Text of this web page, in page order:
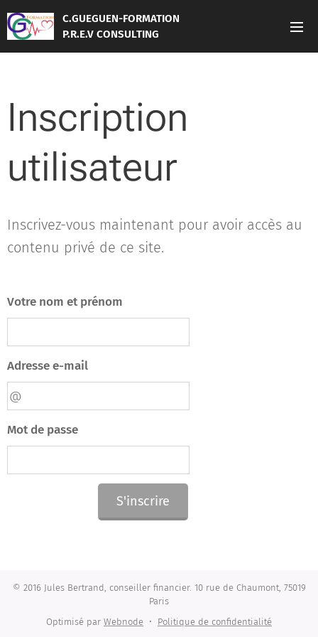
C.GUEGUEN-FORMATION
P.R.E.V CONSULTING
Inscription
utilisateur
Inscrivez-vous maintenant pour avoir accès au
contenu privé de ce site.
Votre nom et prénom
Adresse e-mail
Mot de passe
S'inscrire
© 2016 Jules Bertrand, conseiller financier. 10 rue de Chaumont, 75019
Paris
Optimisé par Webnode Politique de confidentialité